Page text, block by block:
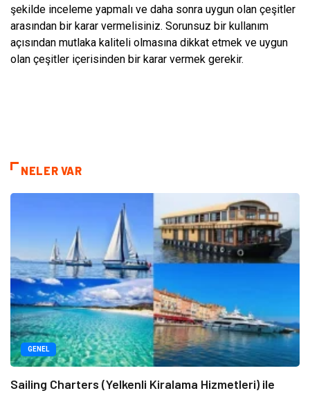
şekilde inceleme yapmalı ve daha sonra uygun olan çeşitler
arasından bir karar vermelisiniz. Sorunsuz bir kullanım
açısından mutlaka kaliteli olmasına dikkat etmek ve uygun
olan çeşitler içerisinden bir karar vermek gerekir.
NELER VAR
GENEL
Sailing Charters (Yelkenli Kiralama Hizmetleri) ile